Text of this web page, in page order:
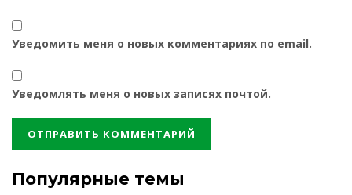
Уведомить меня о новых комментариях по email.
Уведомлять меня о новых записях почтой.
Популярные темы